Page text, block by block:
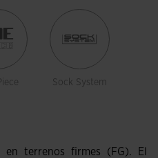
Sock System
terrenos firmes (FG). El